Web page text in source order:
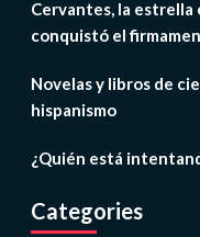
Cervantes, la estrella
conquistó el
Novelas y libros de
hispanismo
¿Quién está
Categories